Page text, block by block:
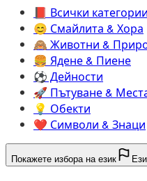
📕️ Всички категории
😊️ Смайлита & Хора
🙈️ Животни &
🍔️ Ядене & Пиене
⚽️ Дейности
🚀️ Пътуване &
💡️ Обекти
❤️ Символи & Знаци
Покажете избора на език